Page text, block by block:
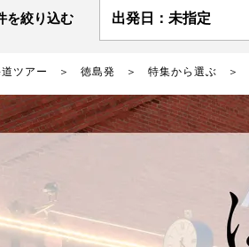
を絞り込む 出発日：未指定
ツアー 徳島発 特集から選ぶ